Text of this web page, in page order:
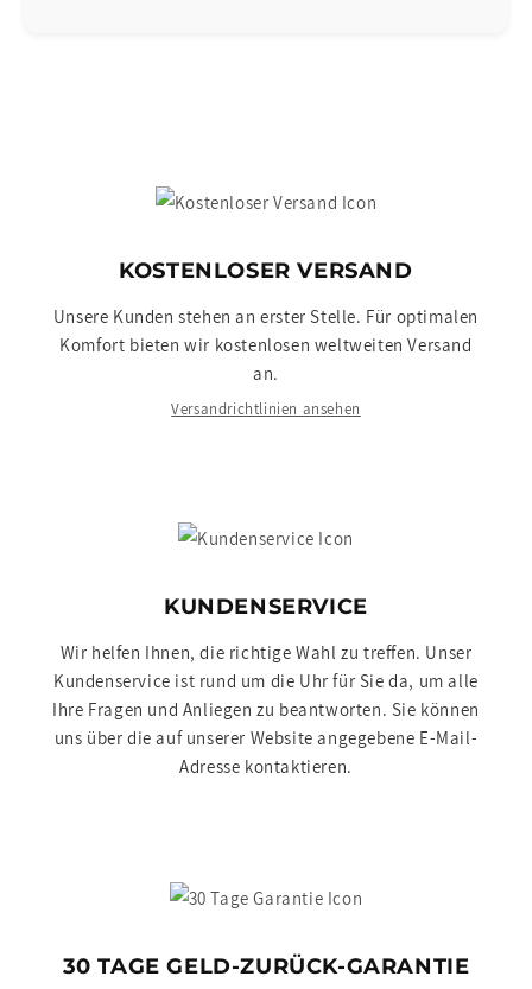
KOSTENLOSER VERSAND
Unsere Kunden stehen an erster Stelle. Für optimalen
Komfort bieten wir kostenlosen weltweiten Versand
an.
Versandrichtlinien ansehen
KUNDENSERVICE
Wir helfen Ihnen, die richtige Wahl zu treffen. Unser
Kundenservice ist rund um die Uhr für Sie da, um alle
Ihre Fragen und Anliegen zu beantworten. Sie können
uns über die auf unserer Website angegebene E-Mail-
Adresse kontaktieren.
30 TAGE GELD-ZURÜCK-GARANTIE